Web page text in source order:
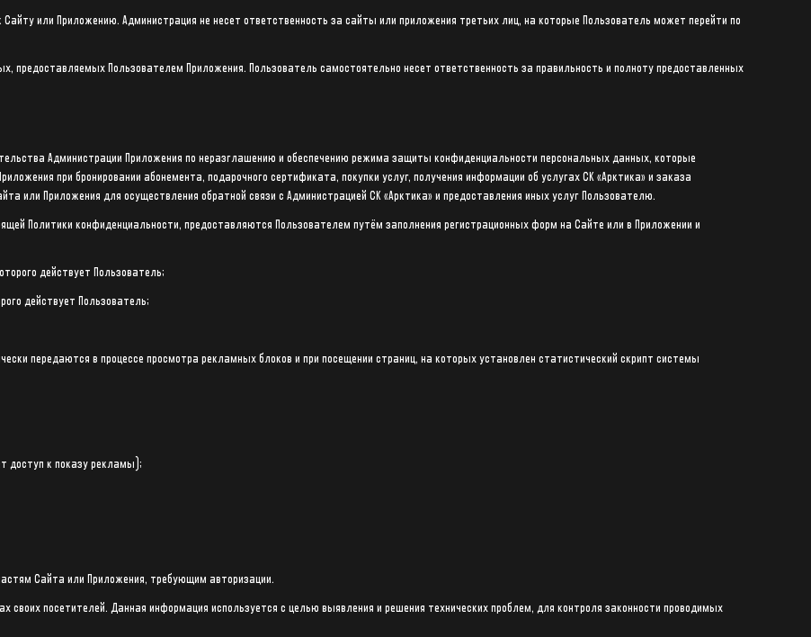
или Приложению. Администрация не несет ответственность за сайты или приложения третьих лиц, на которые Пользователь может перейти по
предоставляемых Пользователем Приложения. Пользователь самостоятельно несет ответственность за правильность и полноту предоставленных
Администрации Приложения по неразглашению и обеспечению режима защиты конфиденциальности персональных данных, которые
при бронировании абонемента, подарочного сертификата, покупки услуг, получения информации об услугах СК «Арктика» и заказа
или Приложения для осуществления обратной связи с Администрацией СК «Арктика» и предоставления иных услуг Пользователю.
Политики конфиденциальности, предоставляются Пользователем путём заполнения регистрационных форм на Сайте или в Приложении и
действует Пользователь;
действует Пользователь;
передаются в процессе просмотра рекламных блоков и при посещении страниц, на которых установлен статистический скрипт системы
доступ к показу рекламы);
Сайта или Приложения, требующим авторизации.
своих посетителей. Данная информация используется с целью выявления и решения технических проблем, для контроля законности проводимых